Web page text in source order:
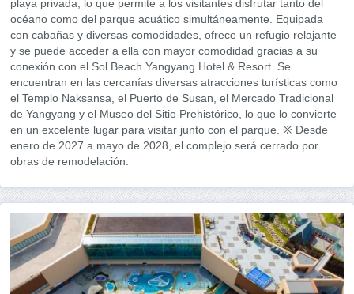
playa privada, lo que permite a los visitantes disfrutar tanto del
océano como del parque acuático simultáneamente. Equipada
con cabañas y diversas comodidades, ofrece un refugio relajante
y se puede acceder a ella con mayor comodidad gracias a su
conexión con el Sol Beach Yangyang Hotel & Resort. Se
encuentran en las cercanías diversas atracciones turísticas como
el Templo Naksansa, el Puerto de Susan, el Mercado Tradicional
de Yangyang y el Museo del Sitio Prehistórico, lo que lo convierte
en un excelente lugar para visitar junto con el parque. ※ Desde
enero de 2027 a mayo de 2028, el complejo será cerrado por
obras de remodelación.